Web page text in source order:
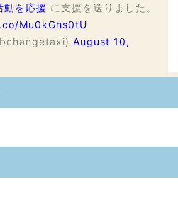
動を応援 に支援を送りました。
Mu0kGhs0tU
August 10,